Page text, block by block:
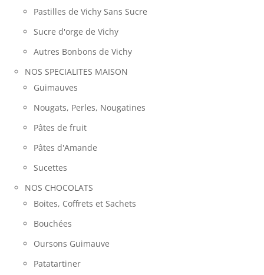
Pastilles de Vichy Sans Sucre
Sucre d'orge de Vichy
Autres Bonbons de Vichy
NOS SPECIALITES MAISON
Guimauves
Nougats, Perles, Nougatines
Pâtes de fruit
Pâtes d'Amande
Sucettes
NOS CHOCOLATS
Boites, Coffrets et Sachets
Bouchées
Oursons Guimauve
Patatartiner